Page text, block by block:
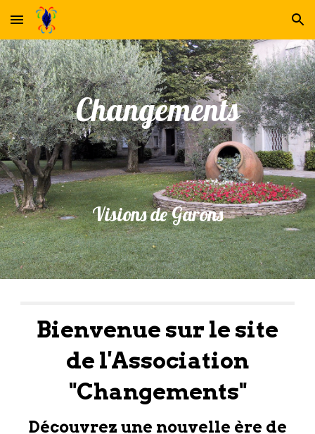
Skip to main content Skip to navigation
Changements
Visions de Garons
Bienvenue sur le site
de l'Association
"Changements"
Découvrez une nouvelle ère de